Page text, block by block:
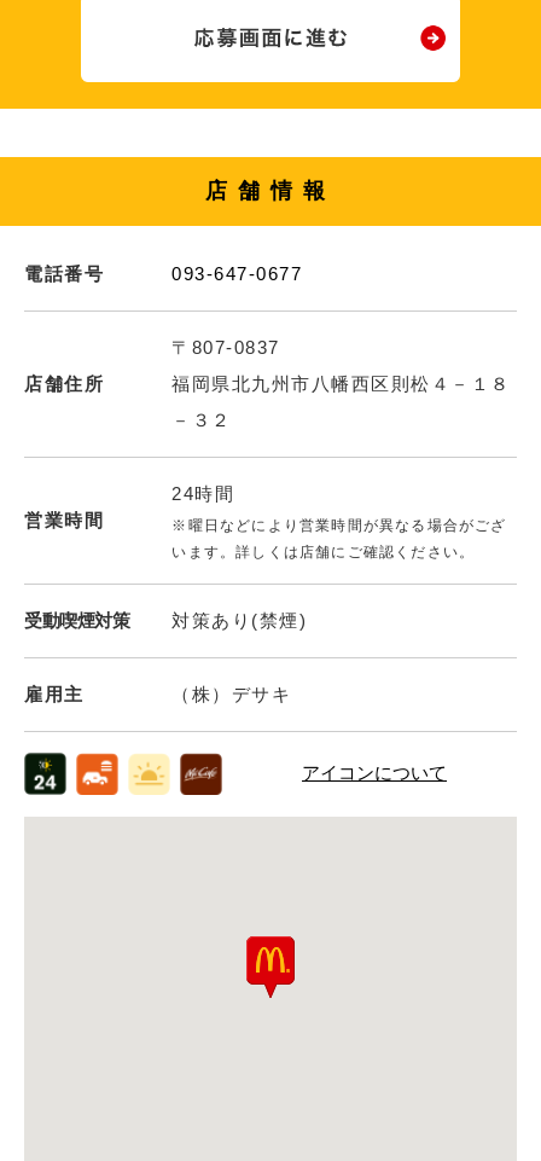
店舗情報
電話番号 093-647-0677
店舗住所
〒807-0837
福岡県北九州市八幡西区則松４－１８
－３２
営業時間
24時間
※曜日などにより営業時間が異なる場合がござ
います。詳しくは店舗にご確認ください。
受動喫煙対策 対策あり(禁煙)
雇用主 （株）デサキ
アイコンについて